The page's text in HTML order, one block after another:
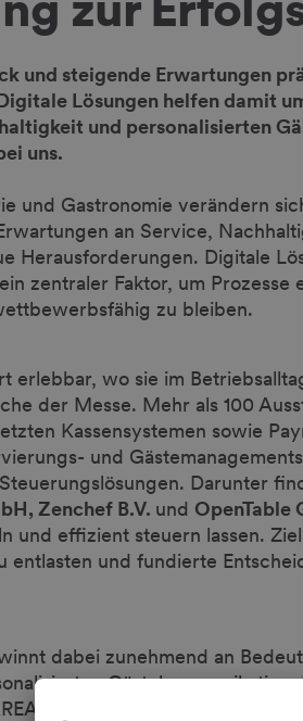
und steigende Erwartungen
Lösungen helfen damit
und personalisierten
uns.
und Gastronomie verändern
an Service,
Herausforderungen. Digitale
zentraler Faktor, um Prozesse
zu bleiben.
erlebbar, wo sie im
der Messe. Mehr als 100
Kassensystemen sowie
und
Darunter
Zenchef B.V. und OpenTable
und effizient steuern lassen.
und fundierte
dabei zunehmend an
Gästekommunikation.
gebündelt zu finden. Hier